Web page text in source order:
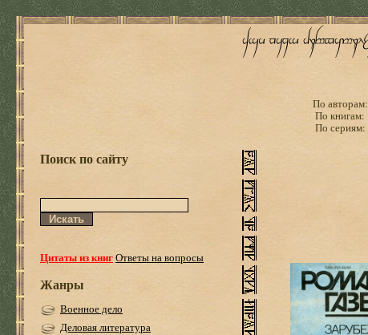
По авторам:
По книгам:
По сериям:
Поиск по сайту
Цитаты из книгОтветы на вопросы
Жанры
Военное дело
Деловая литература